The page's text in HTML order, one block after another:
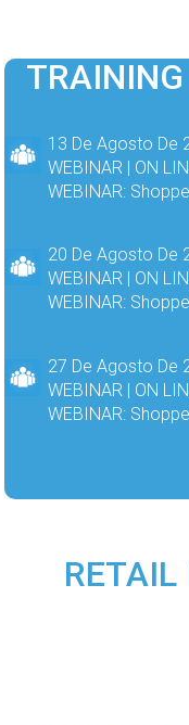
TRAINING
13 De Agosto De
WEBINAR | ON
WEBINAR:
20 De Agosto De
WEBINAR | ON
WEBINAR:
27 De Agosto De
WEBINAR | ON
WEBINAR:
RETAIL